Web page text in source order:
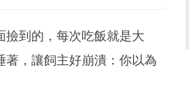
撿到的，每次吃飯就是大
，讓飼主好崩潰：你以為